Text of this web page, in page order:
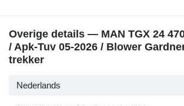
Overige details — MAN TGX 24
/ Apk-Tuv 05-2026 / Blower
trekker
Nederlands